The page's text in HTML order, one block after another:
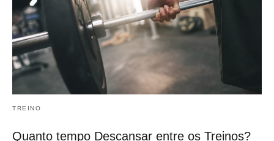
TREINO
Quanto tempo Descansar entre os Treinos?